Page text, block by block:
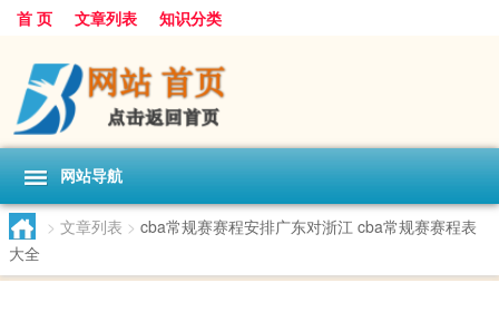
首 页 文章列表 知识分类
网站导航
> 文章列表 > cba常规赛赛程安排广东对浙江 cba常规赛赛程表
大全